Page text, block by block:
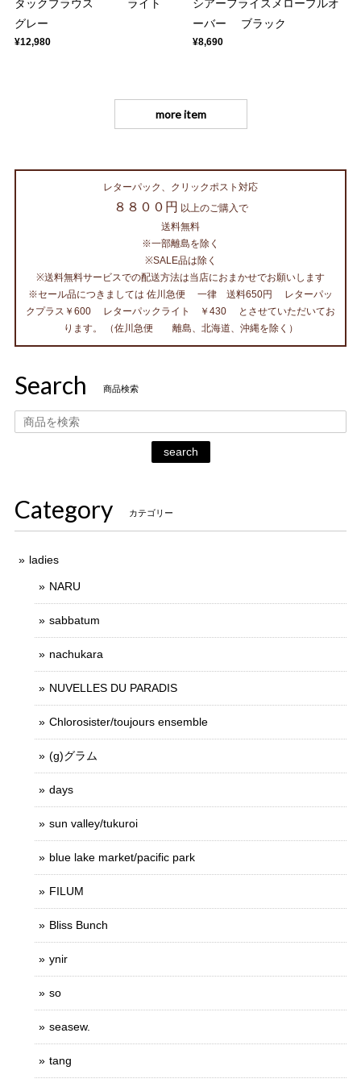
タックブラウス ライト
グレー
¥12,980
シアーフライスメロープルオ
ーバー ブラック
¥8,690
more item
レターパック、クリックポスト対応
８８００円 以上のご購入で
送料無料
※一部離島を除く
※SALE品は除く
※送料無料サービスでの配送方法は当店におまかせでお願いします
※セール品につきましては 佐川急便 一律 送料650円 レターパッ
クプラス￥600 レターパックライト ￥430 とさせていただいてお
ります。 （佐川急便 離島、北海道、沖縄を除く）
Search 商品検索
search
Category カテゴリー
ladies
NARU
sabbatum
nachukara
NUVELLES DU PARADIS
Chlorosister/toujours ensemble
(g)グラム
days
sun valley/tukuroi
blue lake market/pacific park
FILUM
Bliss Bunch
ynir
so
seasew.
tang